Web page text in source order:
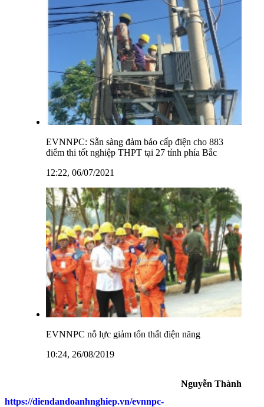
EVNNPC: Sẵn sàng đảm bảo cấp điện cho 883
điểm thi tốt nghiệp THPT tại 27 tỉnh phía Bắc
12:22, 06/07/2021
EVNNPC nỗ lực giảm tổn thất điện năng
10:24, 26/08/2019
Nguyễn Thành
https://diendandoanhnghiep.vn/evnnpc-